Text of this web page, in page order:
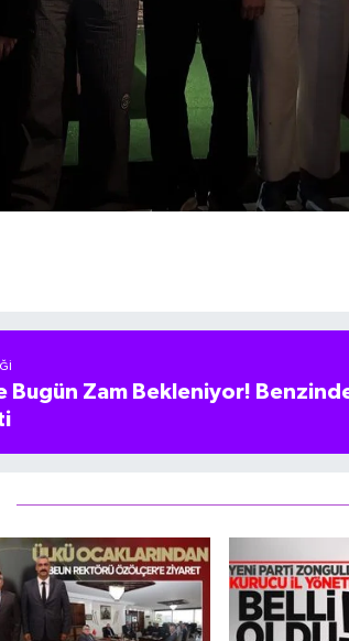
Bugün Zam Bekleniyor!